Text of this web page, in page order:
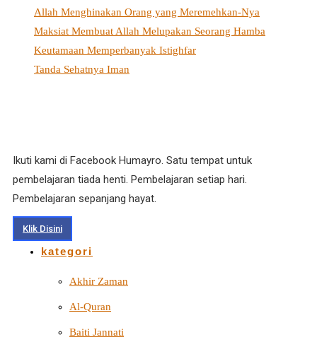
Allah Menghinakan Orang yang Meremehkan-Nya
Maksiat Membuat Allah Melupakan Seorang Hamba
Keutamaan Memperbanyak Istighfar
Tanda Sehatnya Iman
Ikuti kami di Facebook Humayro. Satu tempat untuk
pembelajaran tiada henti. Pembelajaran setiap hari.
Pembelajaran sepanjang hayat.
Klik Disini
kategori
Akhir Zaman
Al-Quran
Baiti Jannati